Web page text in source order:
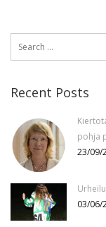
Search
Recent Posts
pohja
23/09/
03/06/